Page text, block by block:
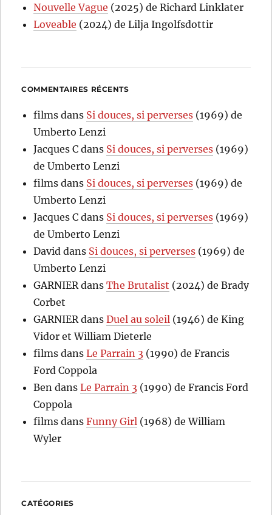
Nouvelle Vague (2025) de Richard Linklater
Loveable (2024) de Lilja Ingolfsdottir
COMMENTAIRES RÉCENTS
films dans Si douces, si perverses (1969) de
Umberto Lenzi
Jacques C dans Si douces, si perverses (1969)
de Umberto Lenzi
films dans Si douces, si perverses (1969) de
Umberto Lenzi
Jacques C dans Si douces, si perverses (1969)
de Umberto Lenzi
David dans Si douces, si perverses (1969) de
Umberto Lenzi
GARNIER dansThe Brutalist (2024) de Brady
Corbet
GARNIER dansDuel au soleil (1946) de King
Vidor et William Dieterle
films dansLe Parrain 3 (1990) de Francis
Ford Coppola
Ben dansLe Parrain 3 (1990) de Francis Ford
Coppola
films dansFunny Girl (1968) de William
Wyler
CATÉGORIES